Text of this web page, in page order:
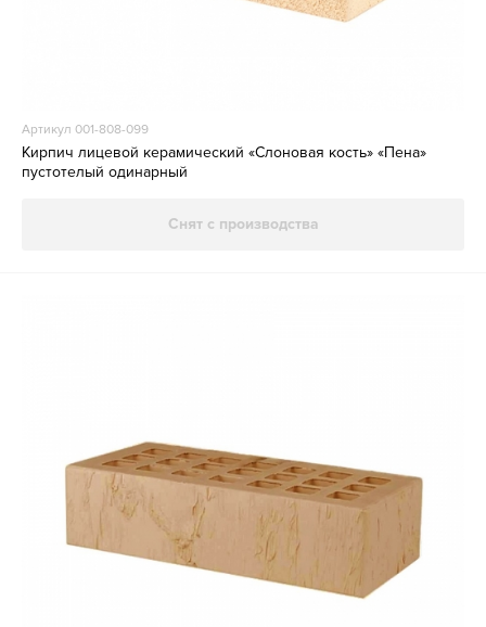
Артикул 001-808-099
Кирпич лицевой керамический «Слоновая кость» «Пена»
пустотелый одинарный
Снят с производства